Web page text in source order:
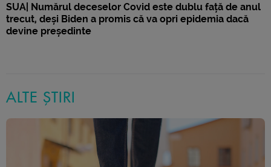
SUA| Numărul deceselor Covid este dublu față de anul
trecut, deși Biden a promis că va opri epidemia dacă
devine președinte
ALTE ȘTIRI